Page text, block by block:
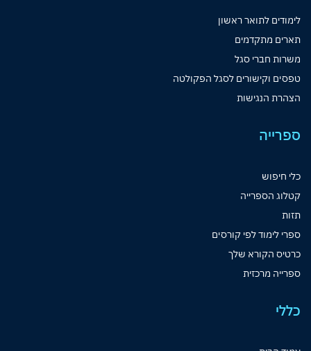
לימודים לתואר ראשון
תארים מתקדמים
משרות חברי סגל
טפסים וקישורים לסגל הפקולטה
הצהרת הנגישות
ספרייה
כלי חיפוש
קטלוג הספרייה
תזות
ספרי לימוד לפי קורסים
כרטיס הקורא שלך
ספרייה מרכזית
כללי